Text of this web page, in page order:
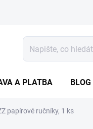
A PLATBA BLOG
papírové ručníky, 1 ks